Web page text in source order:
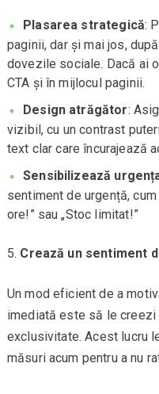
Plasarea strategică:
paginii, dar și mai jos,
dovezile sociale. Dacă ai
CTA și în mijlocul paginii.
Design atrăgător:
vizibil, cu un contrast
text clar care încurajează
Sensibilizează
sentiment de urgență,
ore!” sau „Stoc limitat!”
Crează un sentiment
Un mod eficient de a
imediată este să le creezi
exclusivitate. Acest lucru
măsuri acum pentru a nu